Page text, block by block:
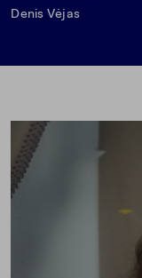
Denis Vėjas